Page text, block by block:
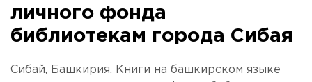
личного фонда
библиотекам города Сибая
Сибай, Башкирия. Книги на башкирском языке